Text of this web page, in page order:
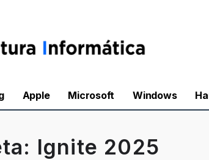
Apple Microsoft Windows
Ignite 2025